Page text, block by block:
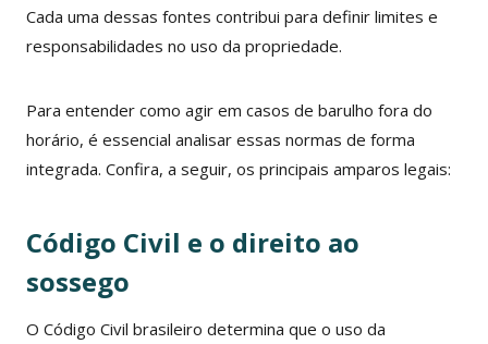
Cada uma dessas fontes contribui para definir limites e
responsabilidades no uso da propriedade.
Para entender como agir em casos de barulho fora do
horário, é essencial analisar essas normas de forma
integrada. Confira, a seguir, os principais amparos legais:
Código Civil e o direito ao
sossego
O Código Civil brasileiro determina que o uso da